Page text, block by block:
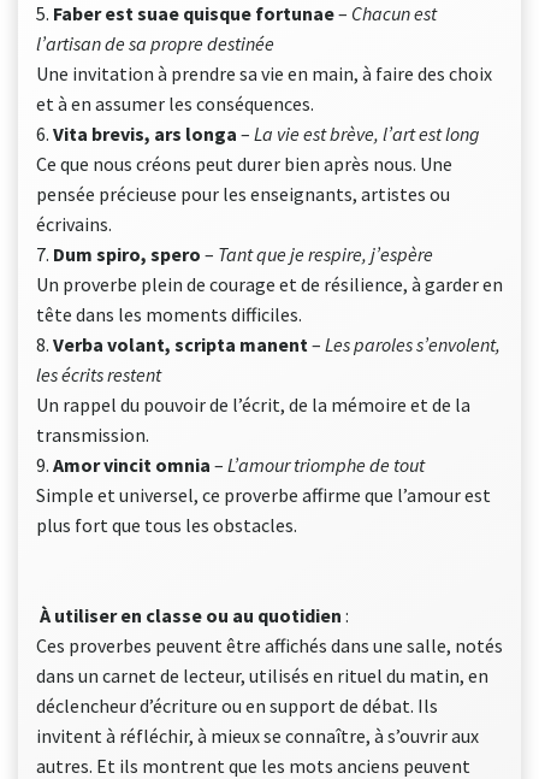
5. Faber est suae quisque fortunae– Chacun est
l’artisan de sa propre destinée
Une invitation à prendre sa vie en main, à faire des choix
et à en assumer les conséquences.
6. Vita brevis, ars longa – La vie est brève, l’art est long
Ce que nous créons peut durer bien après nous. Une
pensée précieuse pour les enseignants, artistes ou
écrivains.
7. Dum spiro, spero – Tant que je respire, j’espère
Un proverbe plein de courage et de résilience, à garder en
tête dans les moments difficiles.
8. Verba volant, scripta manent– Les paroles s’envolent,
les écrits restent
Un rappel du pouvoir de l’écrit, de la mémoire et de la
transmission.
9. Amor vincit omnia – L’amour triomphe de tout
Simple et universel, ce proverbe affirme que l’amour est
plus fort que tous les obstacles.
À utiliser en classe ou au quotidien :
Ces proverbes peuvent être affichés dans une salle, notés
dans un carnet de lecteur, utilisés en rituel du matin, en
déclencheur d’écriture ou en support de débat. Ils
invitent à réfléchir, à mieux se connaître, à s’ouvrir aux
autres. Et ils montrent que les mots anciens peuvent